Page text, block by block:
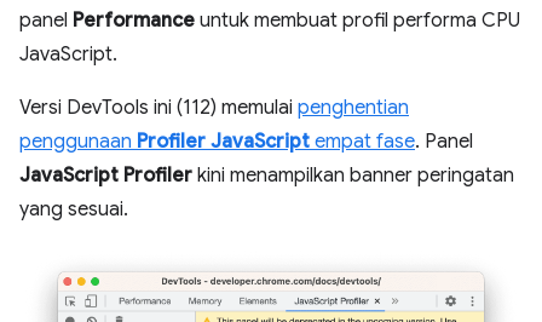
panel Performance untuk membuat profil performa CPU
JavaScript.
Versi DevTools ini (112) memulai penghentian
penggunaan Profiler JavaScript empat fase. Panel
JavaScript Profiler kini menampilkan banner peringatan
yang sesuai.